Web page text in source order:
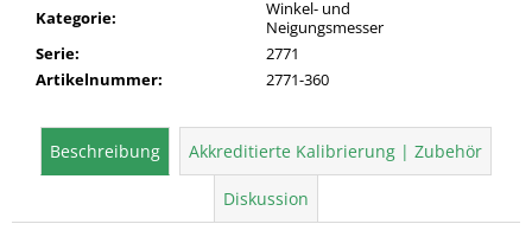
Kategorie:
Winkel- und
Neigungsmesser
Serie:
2771
Artikelnummer: 2771-360
Beschreibung Akkreditierte Kalibrierung | Zubehör
Diskussion